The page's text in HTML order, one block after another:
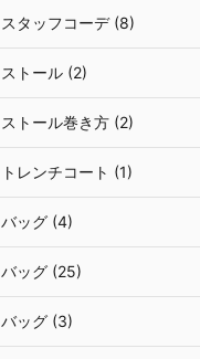
スタッフコーデ (8)
ストール (2)
ストール巻き方 (2)
トレンチコート (1)
バッグ (4)
バッグ (25)
バッグ (3)